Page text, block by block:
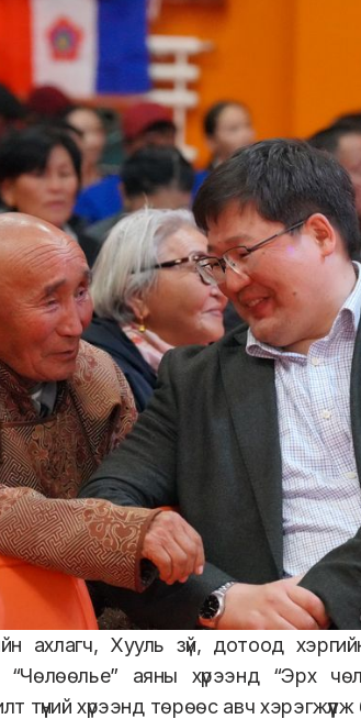
ахлагч, Хууль зүй, дотоод
“Чөлөөлье” аяны хүрээнд “Эрх
түүний хүрээнд төрөөс авч